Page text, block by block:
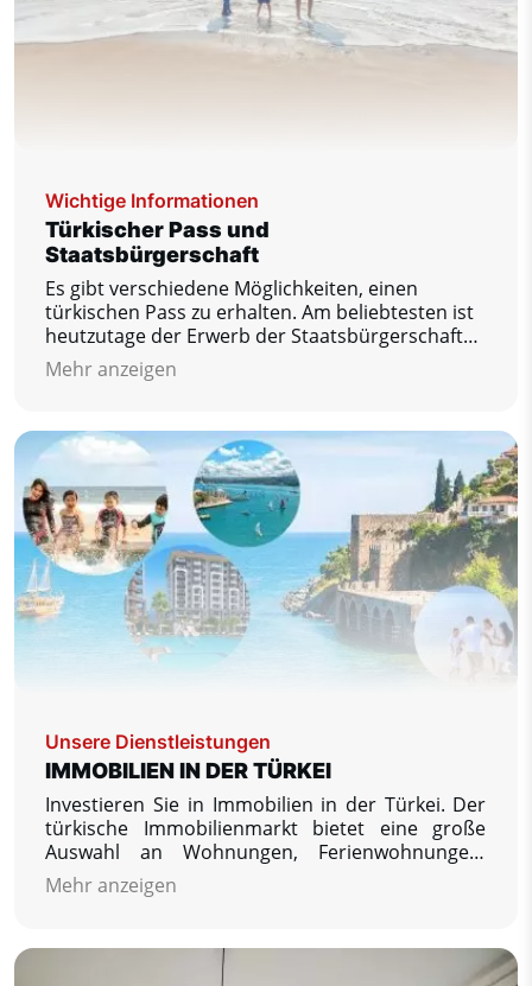
Wichtige Informationen
Türkischer Pass und
Staatsbürgerschaft
Es gibt verschiedene Möglichkeiten, einen
türkischen Pass zu erhalten. Am beliebtesten ist
heutzutage der Erwerb der Staatsbürgerschaft
durch den Kauf einer Immobilie oder die
Eröffnung eines Bankkontos.
Mehr anzeigen
Unsere Dienstleistungen
IMMOBILIEN IN DER TÜRKEI
Investieren Sie in Immobilien in der Türkei. Der
türkische Immobilienmarkt bietet eine große
Auswahl an Wohnungen, Ferienwohnungen,
Mietwohnungen, Villen und Häusern an. Wir
bieten Immobilienangebote von Top-geprüften
Informationen zum Kauf einer Immobilie in der
Türkei und zum Umzug in dieses Land.
Mehr anzeigen